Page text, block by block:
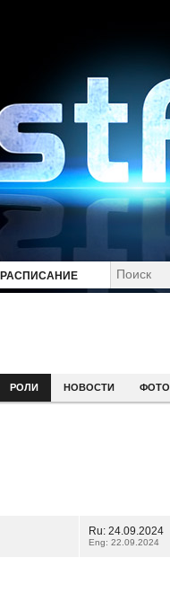
РАСПИСАНИЕ
РОЛИ НОВОСТИ ФОТО
Ru: 24.09.2024
Eng: 22.09.2024